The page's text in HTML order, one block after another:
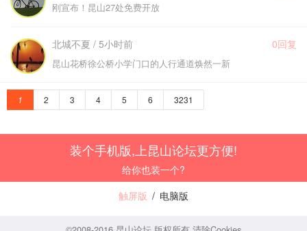
刚宣布！昆山27处免费开放
北城不夏 / 5小时前 0回复
昆山花桥徐公桥小学门口的人行通道焕然一新
1 2 3 4 5 6 3231
装个手机版,上昆山论坛更方便!
给你也装一个?
触屏版 / 电脑版